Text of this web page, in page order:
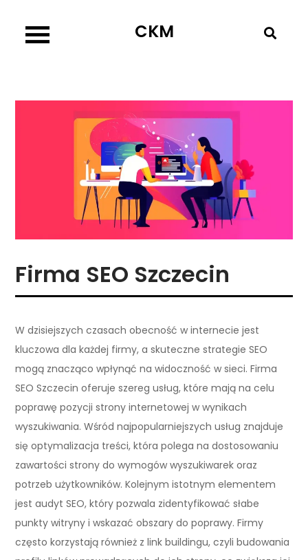
content
CKM
Firma SEO Szczecin
W dzisiejszych czasach obecność w internecie jest
kluczowa dla każdej firmy, a skuteczne strategie SEO
mogą znacząco wpłynąć na widoczność w sieci. Firma
SEO Szczecin oferuje szereg usług, które mają na celu
poprawę pozycji strony internetowej w wynikach
wyszukiwania. Wśród najpopularniejszych usług znajduje
się optymalizacja treści, która polega na dostosowaniu
zawartości strony do wymogów wyszukiwarek oraz
potrzeb użytkowników. Kolejnym istotnym elementem
jest audyt SEO, który pozwala zidentyfikować słabe
punkty witryny i wskazać obszary do poprawy. Firmy
często korzystają również z link buildingu, czyli budowania